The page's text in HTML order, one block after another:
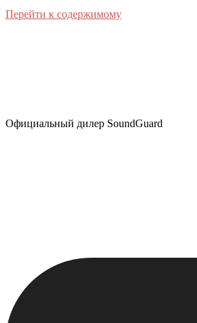
Перейти к содержимому
Официальный дилер SoundGuard